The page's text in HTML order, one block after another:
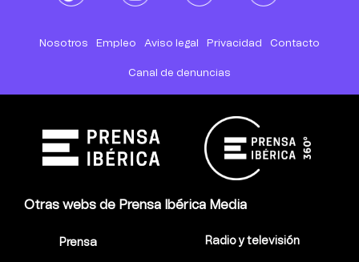
Nosotros Empleo Aviso legal Privacidad Contacto
Canal de denuncias
Otras webs de Prensa Ibérica Media
Prensa Radio y televisión